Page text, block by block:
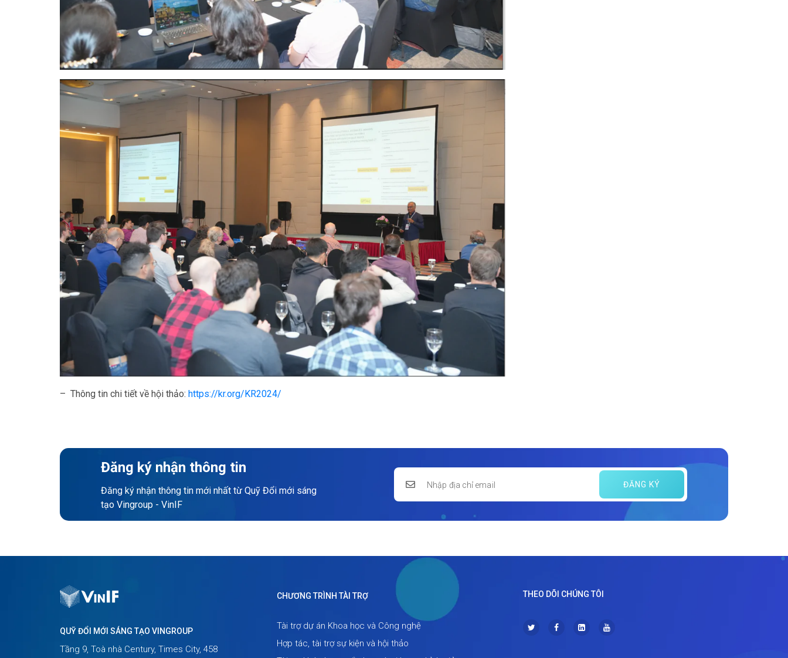
– Thông tin chi tiết về hội thảo: https://kr.org/KR2024/
Đăng ký nhận thông tin
Đăng ký nhận thông tin mới nhất từ Quỹ Đổi mới sáng
tạo Vingroup - VinIF
ĐĂNG KÝ
QUỸ ĐỔI MỚI SÁNG TẠO VINGROUP
Tầng 9, Toà nhà Century, Times City, 458
CHƯƠNG TRÌNH TÀI TRỢ
Tài trợ dự án Khoa học và Công nghệ
Hợp tác, tài trợ sự kiện và hội thảo
THEO DÕI CHÚNG TÔI